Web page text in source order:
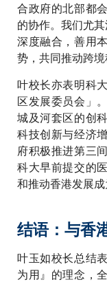
合政府的北部都
的协作。我们尤
深度融合，善用
势，共同推动跨境
叶校长亦表明科
区发展委员会」
城及河套区的创
科技创新与经济
府积极推进第三
科大早前提交的
和推动香港发展成
结语：与香
叶玉如校长总结
为用』的理念，